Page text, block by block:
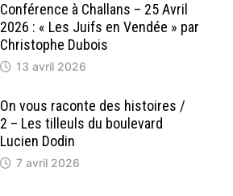
Conférence à Challans – 25 Avril
2026 : « Les Juifs en Vendée » par
Christophe Dubois
13 avril 2026
On vous raconte des histoires /
2 – Les tilleuls du boulevard
Lucien Dodin
7 avril 2026